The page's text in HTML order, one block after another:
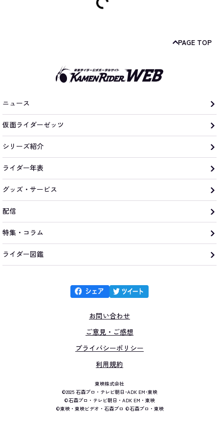
PAGE TOP
ニュース
仮面ライダーゼッツ
シリーズ紹介
ライダー年表
グッズ・サービス
配信
特集・コラム
ライダー図鑑
お問い合わせ
ご意見・ご感想
プライバシーポリシー
利用規約
東映株式会社
©2025 石森プロ・テレビ朝日･ADK EM･東映
©石森プロ・テレビ朝日・ADK EM・東映
©東映・東映ビデオ・石森プロ ©石森プロ・東映